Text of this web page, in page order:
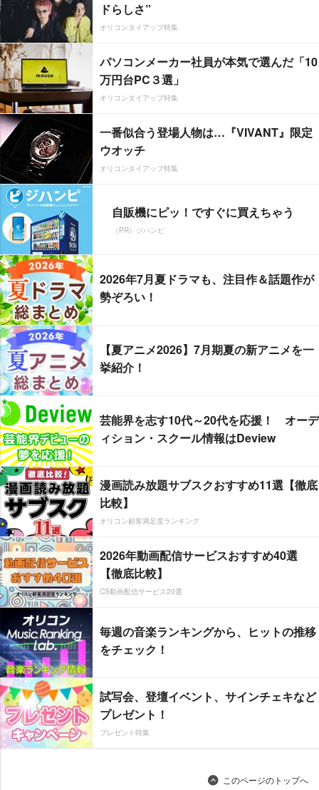
ドらしさ”
オリコンタイアップ特集
パソコンメーカー社員が本気で選んだ「10
万円台PC３選」
オリコンタイアップ特集
一番似合う登場人物は…『VIVANT』限定
ウオッチ
オリコンタイアップ特集
自販機にピッ！ですぐに買えちゃう
（PR）ジハンピ
2026年7月夏ドラマも、注目作＆話題作が
勢ぞろい！
【夏アニメ2026】7月期夏の新アニメを一
挙紹介！
芸能界を志す10代～20代を応援！ オーデ
ィション・スクール情報はDeview
漫画読み放題サブスクおすすめ11選【徹底
比較】
オリコン顧客満足度ランキング
2026年動画配信サービスおすすめ40選
【徹底比較】
CS動画配信サービス20選
毎週の音楽ランキングから、ヒットの推移
をチェック！
試写会、登壇イベント、サインチェキなど
プレゼント！
プレゼント特集
このページのトップへ